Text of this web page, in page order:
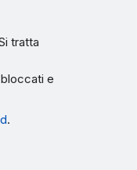
tratta
e
.